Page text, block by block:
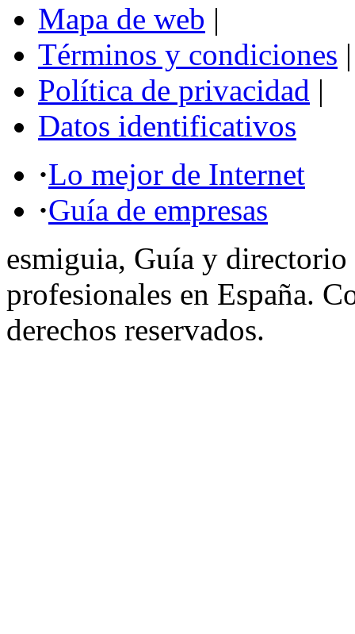
Mapa de web |
Términos y condiciones |
Política de privacidad |
Datos identificativos
·Lo mejor de Internet
·Guía de empresas
esmiguia, Guía y directorio
profesionales en España.
derechos reservados.